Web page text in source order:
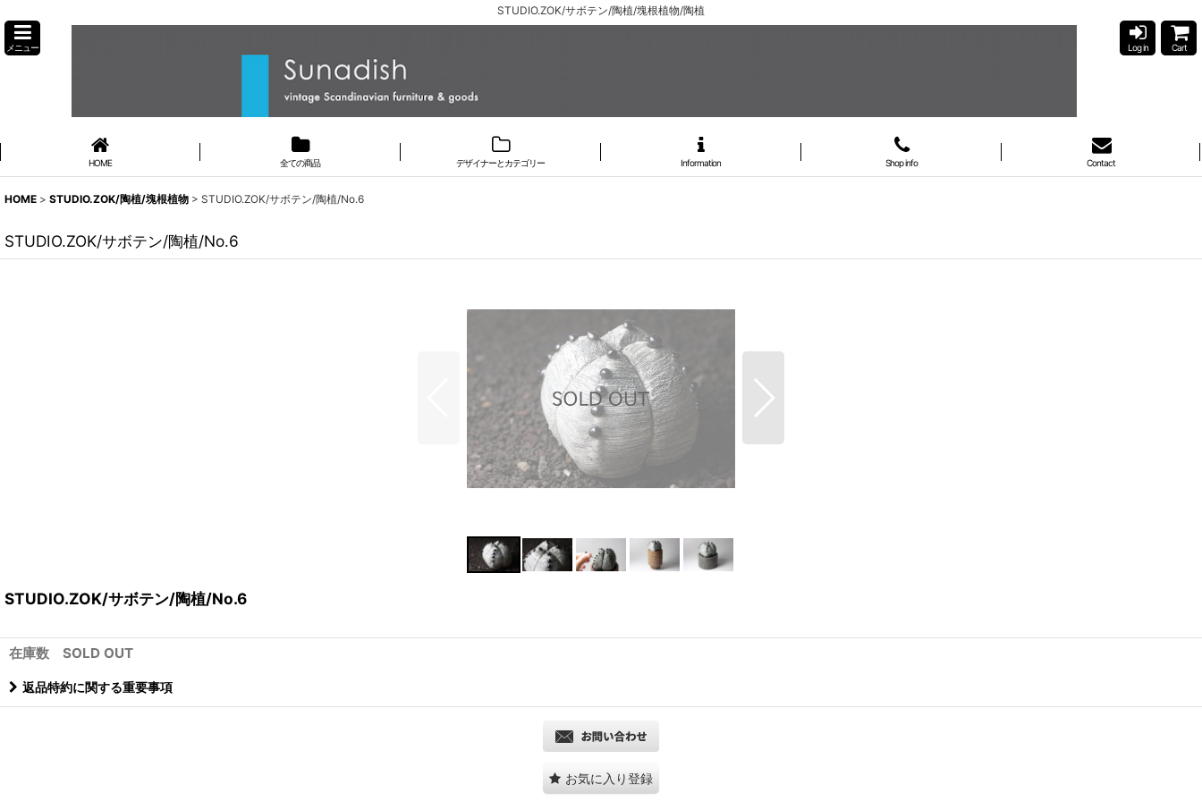
STUDIO.ZOK/サボテン/陶植/塊根植物/陶植
メニュー Log in Cart
HOME 全ての商品 デザイナーとカテゴリー Information Shop info Contact
HOME > STUDIO.ZOK/陶植/塊根植物 > STUDIO.ZOK/サボテン/陶植/No.6
STUDIO.ZOK/サボテン/陶植/No.6
STUDIO.ZOK/サボテン/陶植/No.6
在庫数 SOLD OUT
返品特約に関する重要事項
お気に入り登録